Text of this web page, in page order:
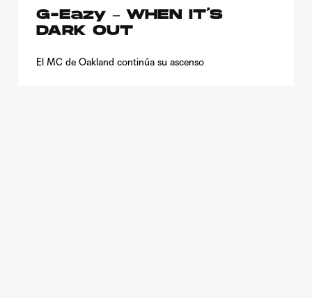
G-Eazy – WHEN IT’S
DARK OUT
El MC de Oakland continúa su ascenso